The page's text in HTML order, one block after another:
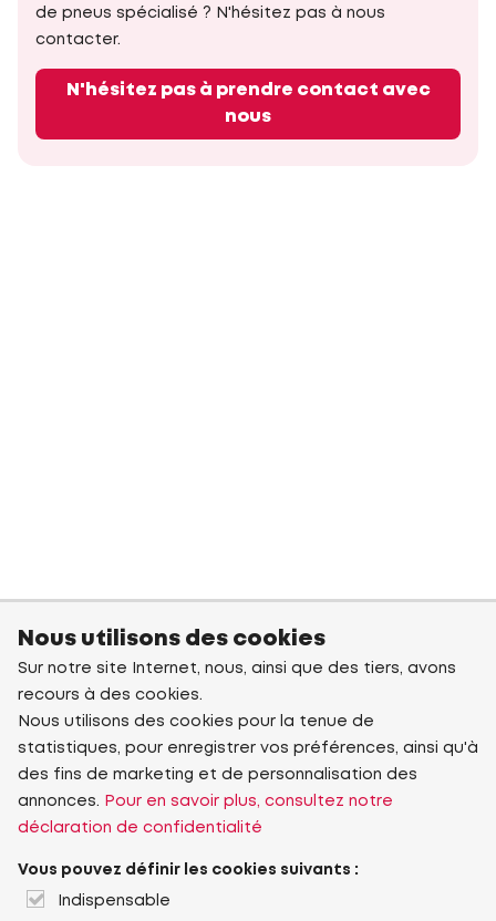
de pneus spécialisé ? N'hésitez pas à nous
contacter.
N'hésitez pas à prendre contact avec
nous
Nous utilisons des cookies
Sur notre site Internet, nous, ainsi que des tiers, avons
recours à des cookies.
Nous utilisons des cookies pour la tenue de
statistiques, pour enregistrer vos préférences, ainsi qu'à
des fins de marketing et de personnalisation des
annonces.
Pour en savoir plus, consultez notre
déclaration de confidentialité
Vous pouvez définir les cookies suivants :
Indispensable